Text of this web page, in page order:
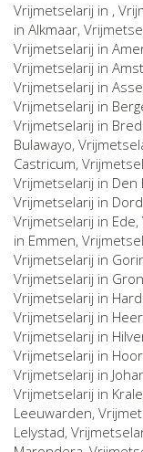
Vrijmetselarij in ,
in Alkmaar,
Vrijmetselarij in
Vrijmetselarij in
Vrijmetselarij in
Vrijmetselarij in
Vrijmetselarij in
Bulawayo,
Castricum,
Vrijmetselarij in Den
Vrijmetselarij in
Vrijmetselarij in Ede
in Emmen,
Vrijmetselarij in
Vrijmetselarij in
Vrijmetselarij in
Vrijmetselarij in
Vrijmetselarij in
Vrijmetselarij in
Vrijmetselarij in
Vrijmetselarij in
Leeuwarden,
Lelystad,